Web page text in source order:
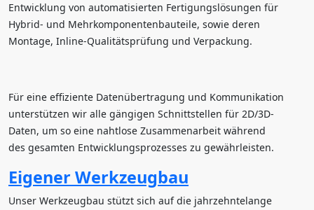
Entwicklung von automatisierten Fertigungslösungen für
Hybrid- und Mehrkomponentenbauteile, sowie deren
Montage, Inline-Qualitätsprüfung und Verpackung.
Für eine effiziente Datenübertragung und Kommunikation
unterstützen wir alle gängigen Schnittstellen für 2D/3D-
Daten, um so eine nahtlose Zusammenarbeit während
des gesamten Entwicklungsprozesses zu gewährleisten.
Eigener Werkzeugbau
Unser Werkzeugbau stützt sich auf die jahrzehntelange